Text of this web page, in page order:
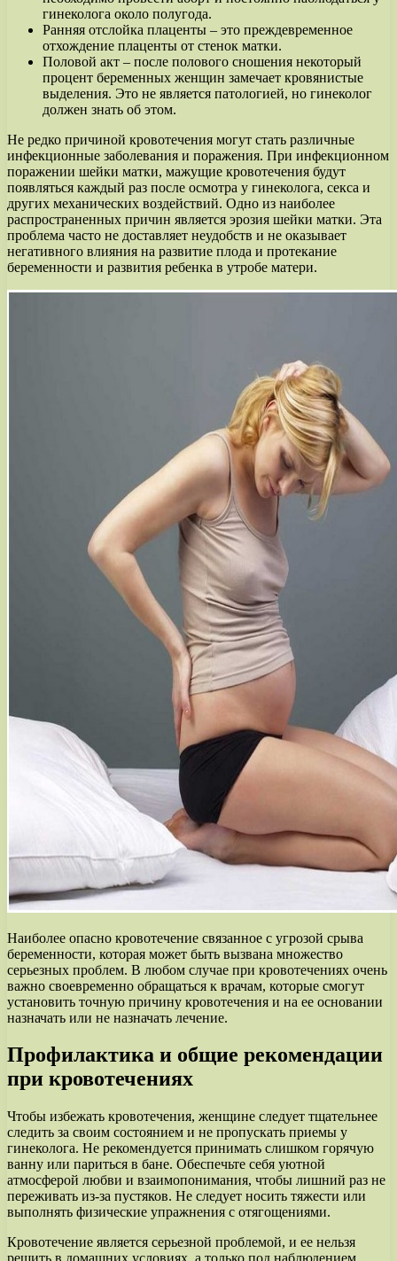
гинеколога около полугода.
Ранняя отслойка плаценты – это преждевременное
отхождение плаценты от стенок матки.
Половой акт – после полового сношения некоторый
процент беременных женщин замечает кровянистые
выделения. Это не является патологией, но гинеколог
должен знать об этом.
Не редко причиной кровотечения могут стать различные
инфекционные заболевания и поражения. При инфекционном
поражении шейки матки, мажущие кровотечения будут
появляться каждый раз после осмотра у гинеколога, секса и
других механических воздействий. Одно из наиболее
распространенных причин является эрозия шейки матки. Эта
проблема часто не доставляет неудобств и не оказывает
негативного влияния на развитие плода и протекание
беременности и развития ребенка в утробе матери.
Наиболее опасно кровотечение связанное с угрозой срыва
беременности, которая может быть вызвана множество
серьезных проблем. В любом случае при кровотечениях очень
важно своевременно обращаться к врачам, которые смогут
установить точную причину кровотечения и на ее основании
назначать или не назначать лечение.
Профилактика и общие рекомендации
при кровотечениях
Чтобы избежать кровотечения, женщине следует тщательнее
следить за своим состоянием и не пропускать приемы у
гинеколога. Не рекомендуется принимать слишком горячую
ванну или париться в бане. Обеспечьте себя уютной
атмосферой любви и взаимопонимания, чтобы лишний раз не
переживать из-за пустяков. Не следует носить тяжести или
выполнять физические упражнения с отягощениями.
Кровотечение является серьезной проблемой, и ее нельзя